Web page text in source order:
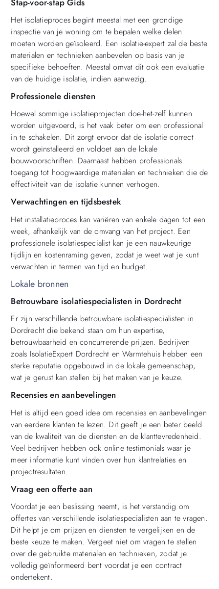
Het isolatieproces begint meestal met een grondige
inspectie van je woning om te bepalen welke delen
moeten worden geïsoleerd. Een isolatie-expert zal de beste
materialen en technieken aanbevelen op basis van je
specifieke behoeften. Meestal omvat dit ook een evaluatie
van de huidige isolatie, indien aanwezig.
Professionele diensten
Hoewel sommige isolatieprojecten doe-het-zelf kunnen
worden uitgevoerd, is het vaak beter om een professional
in te schakelen. Dit zorgt ervoor dat de isolatie correct
wordt geïnstalleerd en voldoet aan de lokale
bouwvoorschriften. Daarnaast hebben professionals
toegang tot hoogwaardige materialen en technieken die de
effectiviteit van de isolatie kunnen verhogen.
Verwachtingen en tijdsbestek
Het installatieproces kan variëren van enkele dagen tot een
week, afhankelijk van de omvang van het project. Een
professionele isolatiespecialist kan je een nauwkeurige
tijdlijn en kostenraming geven, zodat je weet wat je kunt
verwachten in termen van tijd en budget.
Lokale bronnen
Betrouwbare isolatiespecialisten in Dordrecht
Er zijn verschillende betrouwbare isolatiespecialisten in
Dordrecht die bekend staan om hun expertise,
betrouwbaarheid en concurrerende prijzen. Bedrijven
zoals IsolatieExpert Dordrecht en Warmtehuis hebben een
sterke reputatie opgebouwd in de lokale gemeenschap,
wat je gerust kan stellen bij het maken van je keuze.
Recensies en aanbevelingen
Het is altijd een goed idee om recensies en aanbevelingen
van eerdere klanten te lezen. Dit geeft je een beter beeld
van de kwaliteit van de diensten en de klanttevredenheid.
Veel bedrijven hebben ook online testimonials waar je
meer informatie kunt vinden over hun klantrelaties en
projectresultaten.
Vraag een offerte aan
Voordat je een beslissing neemt, is het verstandig om
offertes van verschillende isolatiespecialisten aan te vragen.
Dit helpt je om prijzen en diensten te vergelijken en de
beste keuze te maken. Vergeet niet om vragen te stellen
over de gebruikte materialen en technieken, zodat je
volledig geïnformeerd bent voordat je een contract
ondertekent.